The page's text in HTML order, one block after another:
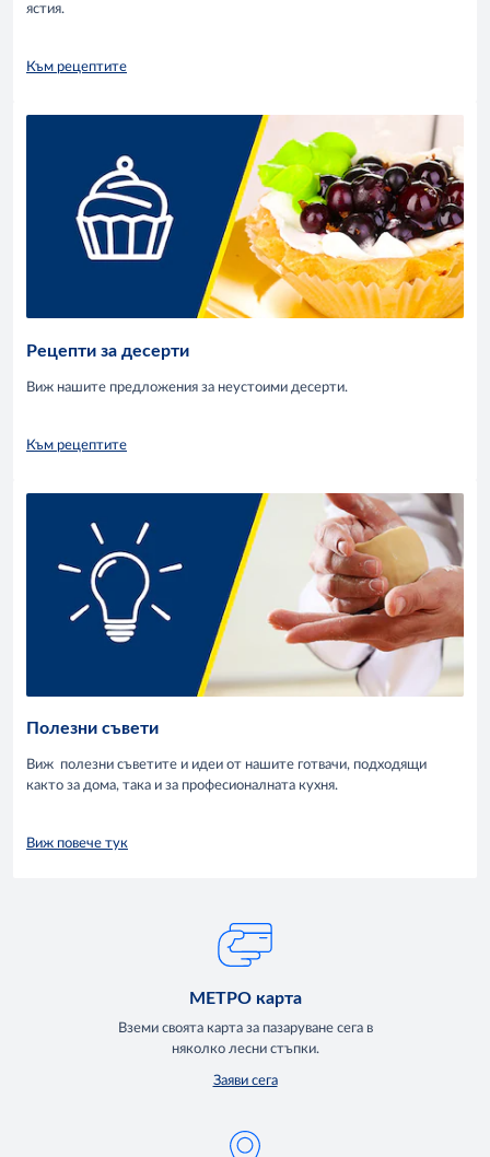
ястия.
Към рецептите
Рецепти за десерти
Виж нашите предложения за неустоими десерти.
Към рецептите
Полезни съвети
Виж полезни съветите и идеи от нашите готвачи, подходящи
както за дома, така и за професионалната кухня.
Виж повече тук
МЕТРО карта
Вземи своята карта за пазаруване сега в
няколко лесни стъпки.
Заяви сега